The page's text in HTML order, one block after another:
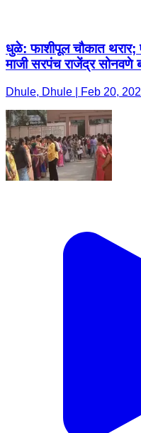
धुळे: फाशीपूल चौकात थरार;
माजी सरपंच राजेंद्र सोनवणे
Dhule, Dhule | Feb 20,